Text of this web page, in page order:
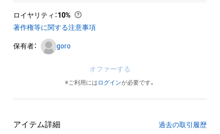
ロイヤリティ ：10%
著作権等に関する注意事項
保有者： goro
オファーする
※ご利用には ログインが必要です。
アイテム詳細 過去の取引履歴